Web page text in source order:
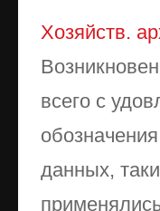
Хозяйств.
всего с
данных,